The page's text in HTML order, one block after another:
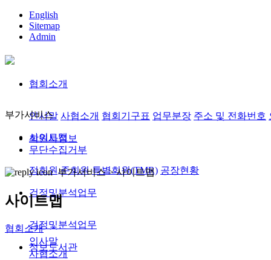
English
Sitemap
Admin
협회소개
인사말 사협소개 협회기구표 업무분장 주소 및 전화번호
회원사정보
정회원,준회원 특별회원(TMR) 공장현황
검정및분석업무
검정및분석업무
정보도서관
부가서비스
사이트맵
무단수집거부
부가서비스 >사이트맵
사이트맵
협회소개
인사말
사협소개